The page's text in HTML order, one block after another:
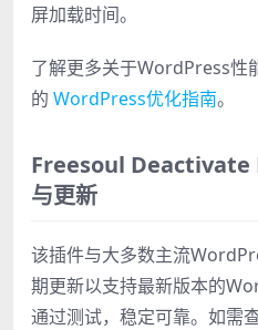
屏加载时间。
了解更多关于WordPress性
的 WordPress优化指南。
Freesoul Deactivate
与更新
该插件与大多数主流
期更新以支持最新版本的
通过测试，稳定可靠。如需